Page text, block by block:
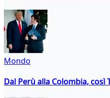
Mondo
Dal Perù alla Colombia,